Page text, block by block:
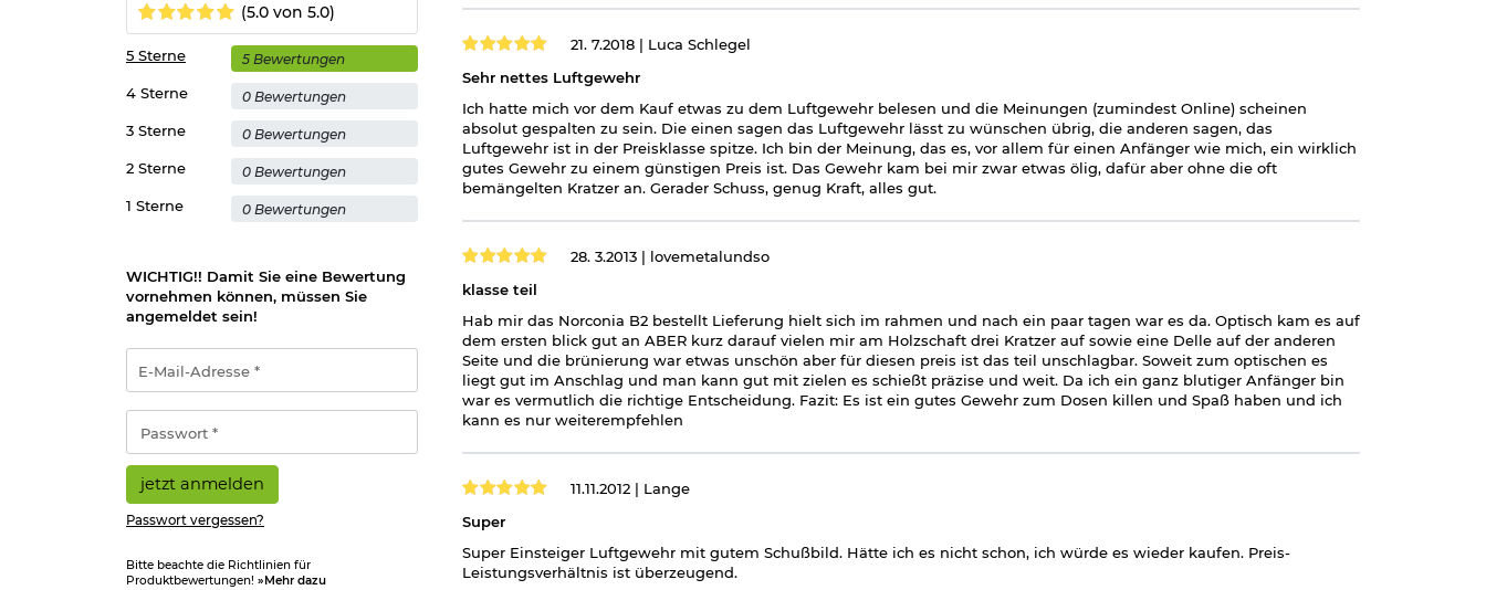
Herstellerinformationen
(5.0 von 5.0)
1 Sterne 0 Bewertungen
2 Sterne 0 Bewertungen
3 Sterne 0 Bewertungen
4 Sterne 0 Bewertungen
5 Sterne 5 Bewertungen
WICHTIG!! Damit Sie eine Bewertung
vornehmen können, müssen Sie
angemeldet sein!
Mail-
Adresse
*
jetzt anmelden
Passwort vergessen?
Bitte beachte die Richtlinien für
Produktbewertungen! »Mehr dazu
21. 7.2018 | Luca Schlegel
Sehr nettes Luftgewehr
Ich hatte mich vor dem Kauf etwas zu dem Luftgewehr belesen und die Meinungen (zumindest Online) scheinen
absolut gespalten zu sein. Die einen sagen das Luftgewehr lässt zu wünschen übrig, die anderen sagen, das
Luftgewehr ist in der Preisklasse spitze. Ich bin der Meinung, das es, vor allem für einen Anfänger wie mich, ein wirklich
gutes Gewehr zu einem günstigen Preis ist. Das Gewehr kam bei mir zwar etwas ölig, dafür aber ohne die oft
bemängelten Kratzer an. Gerader Schuss, genug Kraft, alles gut.
28. 3.2013 | lovemetalundso
klasse teil
Hab mir das Norconia B2 bestellt Lieferung hielt sich im rahmen und nach ein paar tagen war es da. Optisch kam es auf
dem ersten blick gut an ABER kurz darauf vielen mir am Holzschaft drei Kratzer auf sowie eine Delle auf der anderen
Seite und die brünierung war etwas unschön aber für diesen preis ist das teil unschlagbar. Soweit zum optischen es
liegt gut im Anschlag und man kann gut mit zielen es schießt präzise und weit. Da ich ein ganz blutiger Anfänger bin
war es vermutlich die richtige Entscheidung. Fazit: Es ist ein gutes Gewehr zum Dosen killen und Spaß haben und ich
kann es nur weiterempfehlen
11.11.2012 | Lange
Super
Super Einsteiger Luftgewehr mit gutem Schußbild. Hätte ich es nicht schon, ich würde es wieder kaufen. Preis-
Leistungsverhältnis ist überzeugend.